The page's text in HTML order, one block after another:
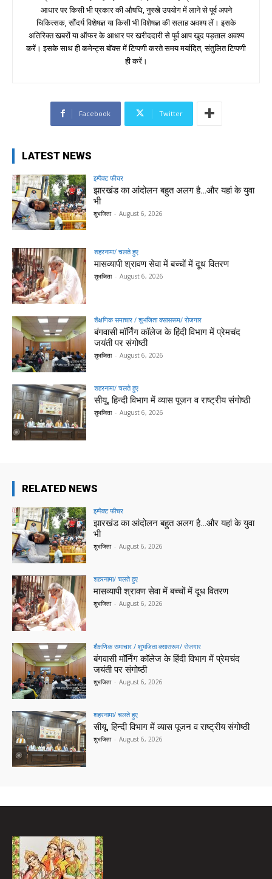
आधार पर किसी भी प्रकार की औषधि, नुस्खे उपयोग में लाने से पूर्व अपने
चिकित्सक, सौंदर्य विशेषज्ञ या किसी भी विशेषज्ञ की सलाह अवश्य लें। इसके
अतिरिक्त खबरों या ऑफर के आधार पर खरीददारी से पूर्व आप खुद पड़ताल अवश्य
करें। इसके साथ ही कमेन्ट्स बॉक्स में टिप्पणी करते समय मर्यादित, संतुलित टिप्पणी
ही करें।
Facebook Twitter
LATEST NEWS
इम्पैक्ट फीचर
झारखंड का आंदोलन बहुत अलग है…और यहां के युवा
भी
शुभजिता - August 6, 2026
शहरनामा/ चलते हुए
मासव्यापी श्रावण सेवा में बच्चों में दूध वितरण
शुभजिता - August 6, 2026
शैक्षणिक समाचार / शुभजिता क्सासरूम/ रोजगार
बंगवासी मॉर्निंग कॉलेज के हिंदी विभाग में प्रेमचंद
जयंती पर संगोष्ठी
शुभजिता - August 6, 2026
शहरनामा/ चलते हुए
सीयू, हिन्दी विभाग में व्यास पूजन व राष्ट्रीय संगोष्ठी
शुभजिता - August 6, 2026
RELATED NEWS
इम्पैक्ट फीचर
झारखंड का आंदोलन बहुत अलग है…और यहां के युवा
भी
शुभजिता - August 6, 2026
शहरनामा/ चलते हुए
मासव्यापी श्रावण सेवा में बच्चों में दूध वितरण
शुभजिता - August 6, 2026
शैक्षणिक समाचार / शुभजिता क्सासरूम/ रोजगार
बंगवासी मॉर्निंग कॉलेज के हिंदी विभाग में प्रेमचंद
जयंती पर संगोष्ठी
शुभजिता - August 6, 2026
शहरनामा/ चलते हुए
सीयू, हिन्दी विभाग में व्यास पूजन व राष्ट्रीय संगोष्ठी
शुभजिता - August 6, 2026